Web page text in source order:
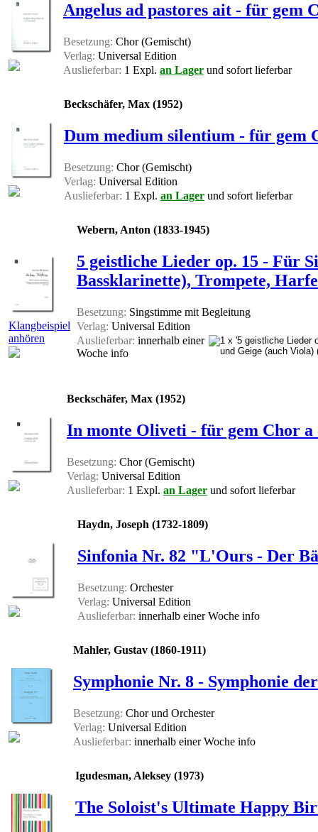
Angelus ad pastores ait - für gem
Besetzung: Chor (Gemischt)
Verlag: Universal Edition
Auslieferbar: 1 Expl. an Lager und sofort lieferbar
Beckschäfer, Max (1952)
Dum medium silentium - für gem
Besetzung: Chor (Gemischt)
Verlag: Universal Edition
Auslieferbar: 1 Expl. an Lager und sofort lieferbar
Klangbeispiel
anhören
Webern, Anton (1833-1945)
5 geistliche Lieder op. 15 - Für
Bassklarinette), Trompete,
Besetzung: Singstimme mit Begleitung
Verlag: Universal Edition
Auslieferbar: innerhalb einer
Woche info
Beckschäfer, Max (1952)
In monte Oliveti - für gem Chor
Besetzung: Chor (Gemischt)
Verlag: Universal Edition
Auslieferbar: 1 Expl. an Lager und sofort lieferbar
Haydn, Joseph (1732-1809)
Sinfonia Nr. 82 "L'Ours - Der
Besetzung: Orchester
Verlag: Universal Edition
Auslieferbar: innerhalb einer Woche info
Mahler, Gustav (1860-1911)
Symphonie Nr. 8 - Symphonie
Besetzung: Chor und Orchester
Verlag: Universal Edition
Auslieferbar: innerhalb einer Woche info
Igudesman, Aleksey (1973)
The Soloist's Ultimate Happy